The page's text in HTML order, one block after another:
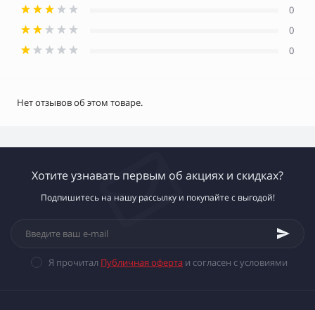
0
0
0
Нет отзывов об этом товаре.
Хотите узнавать первым об акциях и скидках?
Подпишитесь на нашу рассылку и покупайте с выгодой!
Я прочитал Публичная оферта и согласен с условиями